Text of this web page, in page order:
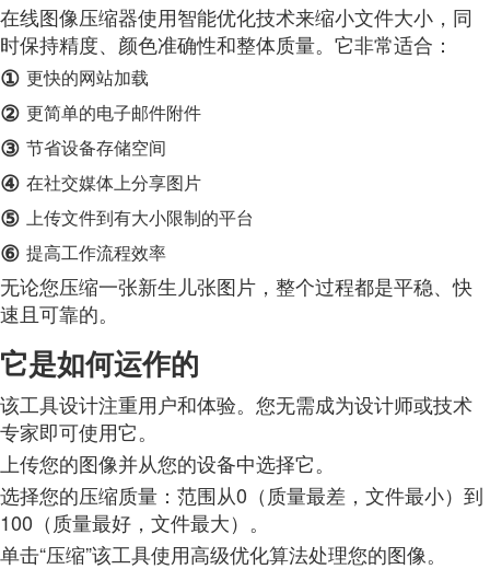
在线图像压缩器使用智能优化技术来缩小文件大小，同
时保持精度、颜色准确性和整体质量。它非常适合：
① 更快的网站加载
② 更简单的电子邮件附件
③ 节省设备存储空间
④ 在社交媒体上分享图片
⑤ 上传文件到有大小限制的平台
⑥ 提高工作流程效率
无论您压缩一张新生儿张图片，整个过程都是平稳、快
速且可靠的。
它是如何运作的
该工具设计注重用户和体验。您无需成为设计师或技术
专家即可使用它。
上传您的图像并从您的设备中选择它。
选择您的压缩质量：范围从0（质量最差，文件最小）到
100（质量最好，文件最大）。
单击“压缩”该工具使用高级优化算法处理您的图像。